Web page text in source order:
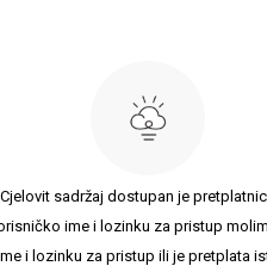
Cjelovit sadržaj dostupan je
ime i lozinku za pristup
i lozinku za pristup ili je pretplata